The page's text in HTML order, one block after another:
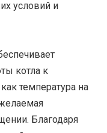
условий и
котла к
температура на
Благодаря